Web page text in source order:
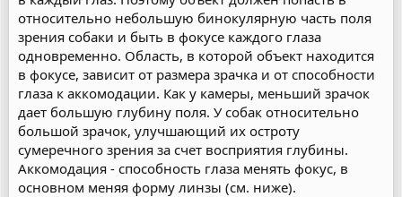
относительно небольшую бинокулярную часть поля
зрения собаки и быть в фокусе каждого глаза
одновременно. Область, в которой объект находится
в фокусе, зависит от размера зрачка и от способности
глаза к аккомодации. Как у камеры, меньший зрачок
дает большую глубину поля. У собак относительно
большой зрачок, улучшающий их остроту
сумеречного зрения за счет восприятия глубины.
Аккомодация - способность глаза менять фокус, в
основном меняя форму линзы (см. ниже).